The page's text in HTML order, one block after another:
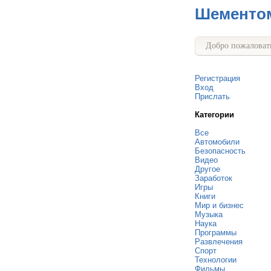
Добро
Регистрация
Вход
Прислать
Категории
Все
Автомобили
Безопасность
Видео
Другое
Заработок
Игры
Книги
Мир и бизнес
Музыка
Наука
Программы
Развлечения
Спорт
Технологии
Фильмы